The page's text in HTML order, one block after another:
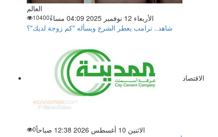
العالم
الأربعاء 12 نوفمبر 2025 04:09 مساءً
10400
شاهد.. ترامب يعطر الشرع ويسأله "كم زوجة لديك"؟
الاقتصاد
الاثنين 10 أغسطس 2026 12:38 صباحاً 0